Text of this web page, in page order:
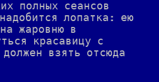
полных сеансов
лопатка: ею
жаровню в
красавицу с
взять отсюда